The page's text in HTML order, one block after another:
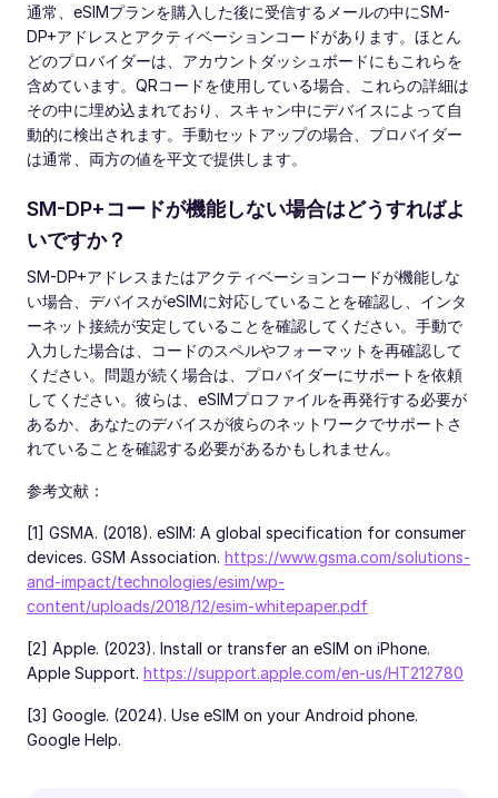
通常、eSIMプランを購入した後に受信するメールの中にSM-
DP+アドレスとアクティベーションコードがあります。ほとん
どのプロバイダーは、アカウントダッシュボードにもこれらを
含めています。QRコードを使用している場合、これらの詳細は
その中に埋め込まれており、スキャン中にデバイスによって自
動的に検出されます。手動セットアップの場合、プロバイダー
は通常、両方の値を平文で提供します。
SM-DP+コードが機能しない場合はどうすればよ
いですか？
SM-DP+アドレスまたはアクティベーションコードが機能しな
い場合、デバイスがeSIMに対応していることを確認し、インタ
ーネット接続が安定していることを確認してください。手動で
入力した場合は、コードのスペルやフォーマットを再確認して
ください。問題が続く場合は、プロバイダーにサポートを依頼
してください。彼らは、eSIMプロファイルを再発行する必要が
あるか、あなたのデバイスが彼らのネットワークでサポートさ
れていることを確認する必要があるかもしれません。
参考文献：
[1] GSMA. (2018). eSIM: A global specification for consumer
devices. GSM Association. https://www.gsma.com/solutions-
and-impact/technologies/esim/wp-
content/uploads/2018/12/esim-whitepaper.pdf
[2] Apple. (2023). Install or transfer an eSIM on iPhone.
Apple Support. https://support.apple.com/en-us/HT212780
[3] Google. (2024). Use eSIM on your Android phone.
Google Help.